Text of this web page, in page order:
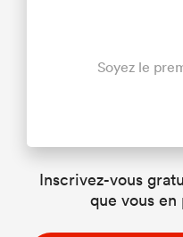
Soyez le
Inscrivez-vous
que vous en